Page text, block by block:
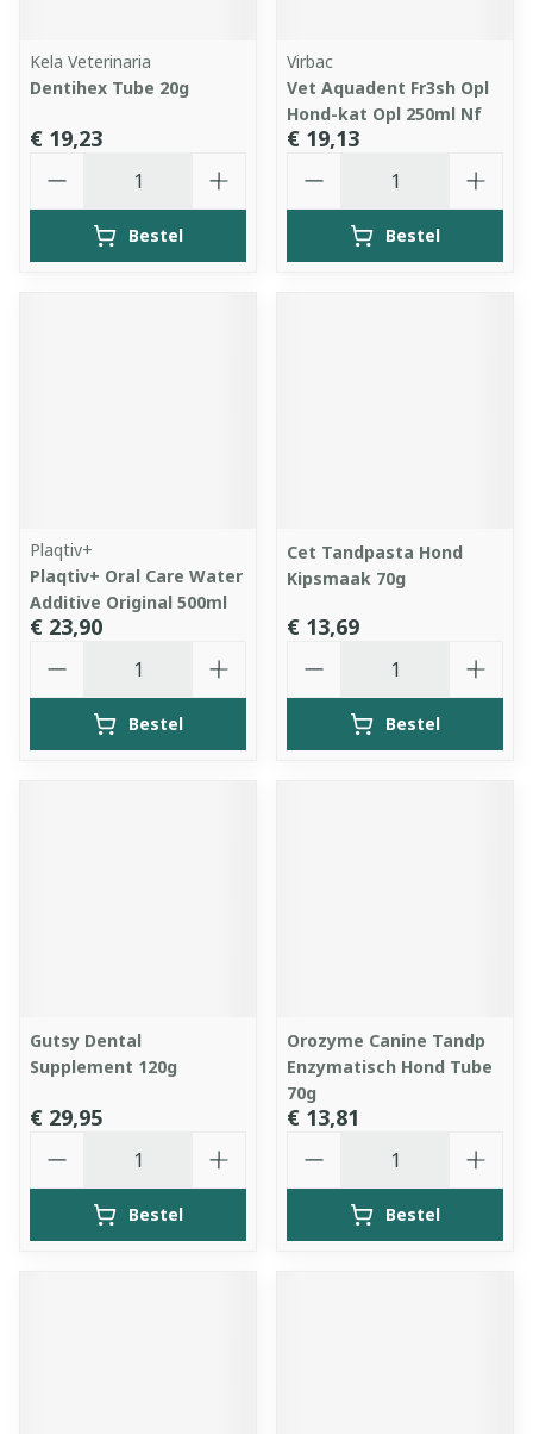
Kela Veterinaria
Dentihex Tube 20g
€ 19,23
Bestel
Virbac
Vet Aquadent Fr3sh Opl
Hond-kat Opl 250ml Nf
€ 19,13
Bestel
Plaqtiv+
Plaqtiv+ Oral Care Water
Additive Original 500ml
€ 23,90
Bestel
Cet Tandpasta Hond
Kipsmaak 70g
€ 13,69
Bestel
Gutsy Dental
Supplement 120g
€ 29,95
Bestel
Orozyme Canine Tandp
Enzymatisch Hond Tube
70g
€ 13,81
Bestel